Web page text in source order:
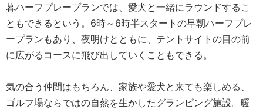
暮ハーフプレープランでは、愛犬と一緒にラウンドするこ
ともできるという。6時～6時半スタートの早朝ハーフプレ
ープランもあり、夜明けとともに、テントサイトの目の前
に広がるコースに飛び出していくこともできる。
気の合う仲間はもちろん、家族や愛犬と来ても楽しめる、
ゴルフ場ならではの自然を生かしたグランピング施設。暖